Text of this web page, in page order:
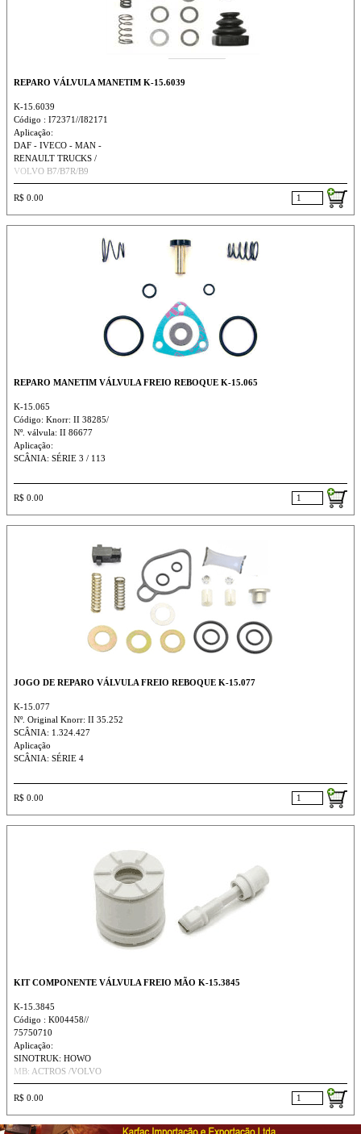
REPARO VÁLVULA MANETIM K-15.6039
K-15.6039
Código : I72371//I82171
Aplicação:
DAF - IVECO - MAN -
RENAULT TRUCKS /
VOLVO B7/B7R/B9
R$ 0.00
REPARO MANETIM VÁLVULA FREIO REBOQUE K-15.065
K-15.065
Código: Knorr: II 38285/
Nº. válvula: II 86677
Aplicação:
SCÂNIA: SÉRIE 3 / 113
R$ 0.00
JOGO DE REPARO VÁLVULA FREIO REBOQUE K-15.077
K-15.077
Nº. Original Knorr: II 35.252
SCÂNIA: 1.324.427
Aplicação
SCÂNIA: SÉRIE 4
R$ 0.00
KIT COMPONENTE VÁLVULA FREIO MÃO K-15.3845
K-15.3845
Código : K004458//
75750710
Aplicação:
SINOTRUK: HOWO
MB: ACTROS /VOLVO
R$ 0.00